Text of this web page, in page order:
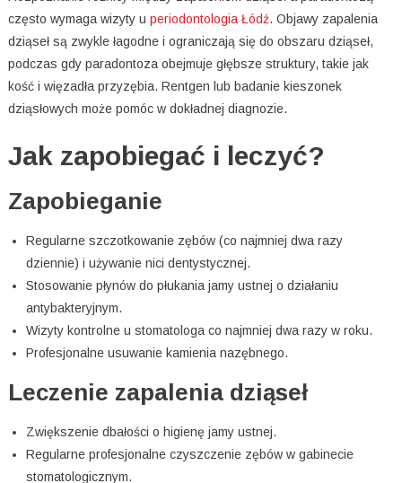
często wymaga wizyty u periodontologia Łódź. Objawy zapalenia
dziąseł są zwykle łagodne i ograniczają się do obszaru dziąseł,
podczas gdy paradontoza obejmuje głębsze struktury, takie jak
kość i więzadła przyzębia. Rentgen lub badanie kieszonek
dziąsłowych może pomóc w dokładnej diagnozie.
Jak zapobiegać i leczyć?
Zapobieganie
Regularne szczotkowanie zębów (co najmniej dwa razy
dziennie) i używanie nici dentystycznej.
Stosowanie płynów do płukania jamy ustnej o działaniu
antybakteryjnym.
Wizyty kontrolne u stomatologa co najmniej dwa razy w roku.
Profesjonalne usuwanie kamienia nazębnego.
Leczenie zapalenia dziąseł
Zwiększenie dbałości o higienę jamy ustnej.
Regularne profesjonalne czyszczenie zębów w gabinecie
stomatologicznym.